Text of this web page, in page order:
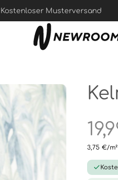
100 Tage Rückgaberecht
3,75 €/m²